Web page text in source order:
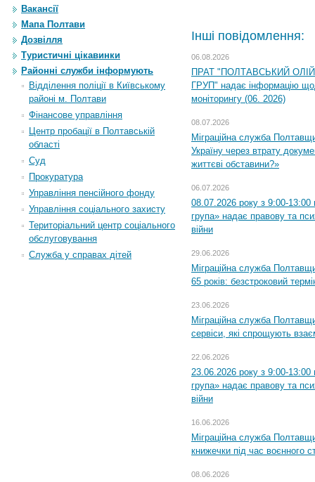
Вакансії
Мапа Полтави
Дозвілля
Туристичні цікавинки
Районні служби інформують
Відділення поліції в Київському
районі м. Полтави
Фінансове управління
Центр пробації в Полтавській
області
Суд
Прокуратура
Управління пенсійного фонду
Управління соціального захисту
Територіальний центр соціального
обслуговування
Служба у справах дітей
Інші повідомлення:
06.08.2026
ПРАТ "ПОЛТАВСЬКИЙ
ГРУП" надає інформацію
моніторингу (06. 2026)
08.07.2026
Міграційна служба
Україну через втрату
життєві обставини?»
06.07.2026
08.07.2026 року з 9:00-13:00
група» надає правову та
війни
29.06.2026
Міграційна служба
65 років: безстроковий
23.06.2026
Міграційна служба
сервіси, які спрощують
22.06.2026
23.06.2026 року з 9:00-13:00
група» надає правову та
війни
16.06.2026
Міграційна служба
книжечки під час воєнного
08.06.2026